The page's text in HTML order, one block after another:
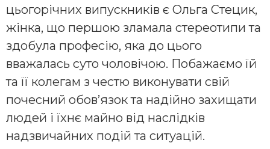
цьогорічних випускників є Ольга Стецик,
жінка, що першою зламала стереотипи та
здобула професію, яка до цього
вважалась суто чоловічою. Побажаємо їй
та її колегам з честю виконувати свій
почесний обов’язок та надійно захищати
людей і їхнє майно від наслідків
надзвичайних подій та ситуацій.